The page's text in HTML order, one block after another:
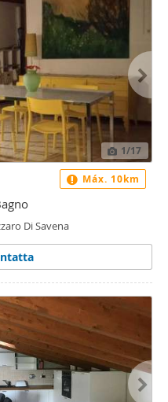
1/17
Di Savena
Máx. 10km